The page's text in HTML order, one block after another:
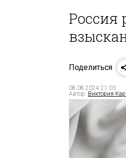
Россия
Поделиться
08.08.2024 21:03
Автор: Виктория